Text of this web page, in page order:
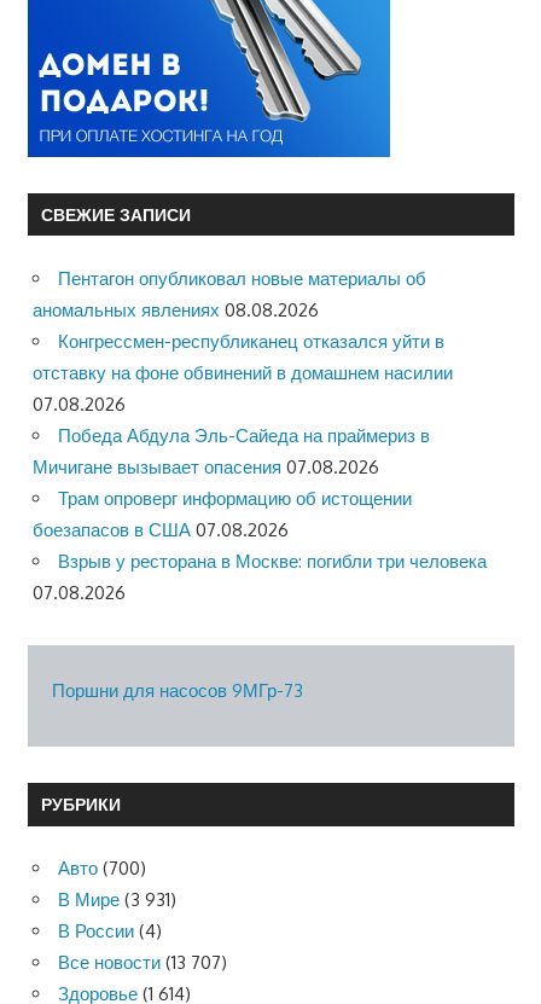
СВЕЖИЕ ЗАПИСИ
Пентагон опубликовал новые материалы об
аномальных явлениях 08.08.2026
Конгрессмен-республиканец отказался уйти в
отставку на фоне обвинений в домашнем насилии
07.08.2026
Победа Абдула Эль-Сайеда на праймериз в
Мичигане вызывает опасения 07.08.2026
Трам опроверг информацию об истощении
боезапасов в США 07.08.2026
Взрыв у ресторана в Москве: погибли три человека
07.08.2026
Поршни для насосов 9МГр-73
РУБРИКИ
Авто (700)
В Мире (3 931)
В России (4)
Все новости (13 707)
Здоровье (1 614)